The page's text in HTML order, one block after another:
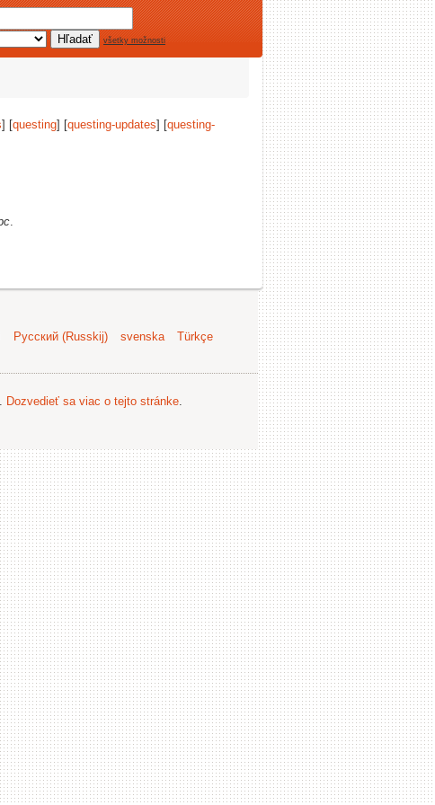
všetky možnosti
] [questing] [questing-updates] [questing-
.
Русский (Russkij) svenska
Türkçe
Dozvedieť sa viac o tejto stránke.